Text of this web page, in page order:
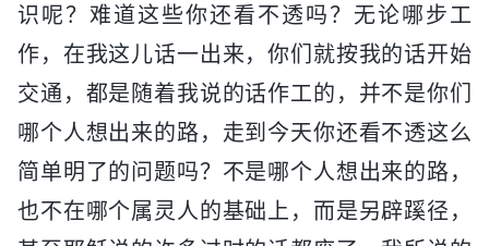
识呢？难道这些你还看不透吗？无论哪步工
作，在我这儿话一出来，你们就按我的话开始
交通，都是随着我说的话作工的，并不是你们
哪个人想出来的路，走到今天你还看不透这么
简单明了的问题吗？不是哪个人想出来的路，
也不在哪个属灵人的基础上，而是另辟蹊径，